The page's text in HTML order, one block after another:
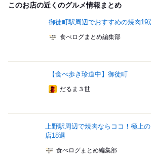
このお店の近くのグルメ情報まとめ
御徒町駅周辺でおすすめの焼肉19
食べログまとめ編集部
【食べ歩き珍道中】御徒町
だるま３世
上野駅周辺で焼肉ならココ！極上
店18選
食べログまとめ編集部